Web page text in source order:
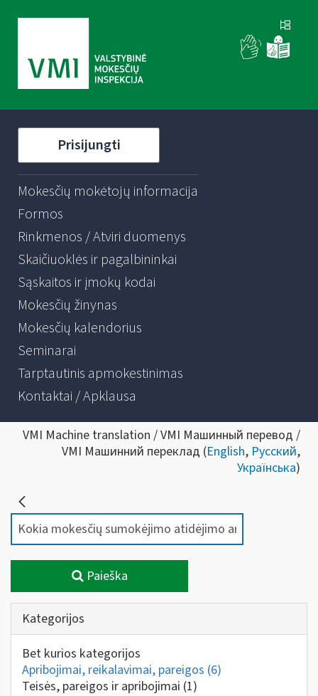
Prisijungti
Mokesčių mokėtojų informacija
Formos
Rinkmenos / Atviri duomenys
Skaičiuoklės ir pagalbininkai
Sąskaitos ir įmokų kodai
Mokesčių žinynas
Mokesčių kalendorius
Seminarai
Tarptautinis apmokestinimas
Kontaktai / Apklausa
VMI Machine translation / VMI Машинный перевод /
VMI Машинний переклад (English, Русский,
Українська)
Paieška
Kategorijos
Bet kurios kategorijos
Apribojimai, reikalavimai, pareigos (6)
Teisės, pareigos ir apribojimai (1)